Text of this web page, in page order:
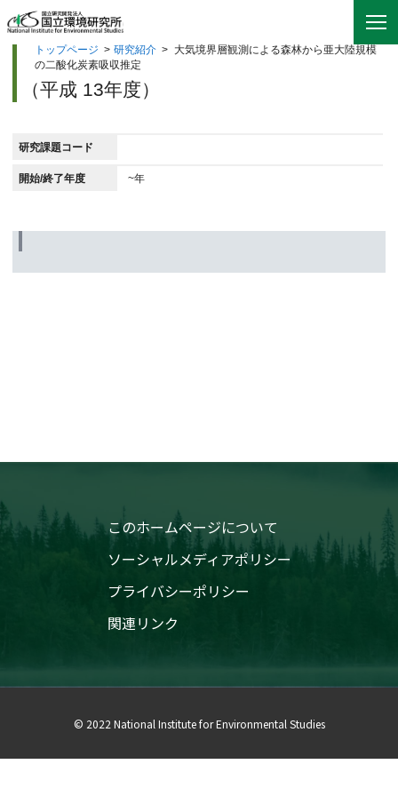
トップページ > 研究紹介 > 大気境界層観測による森林から亜大陸規模
の二酸化炭素吸収推定
（平成 13年度）
研究課題コード
開始/終了年度 ~年
このホームページについて
ソーシャルメディアポリシー
プライバシーポリシー
関連リンク
© 2022 National Institute for Environmental Studies